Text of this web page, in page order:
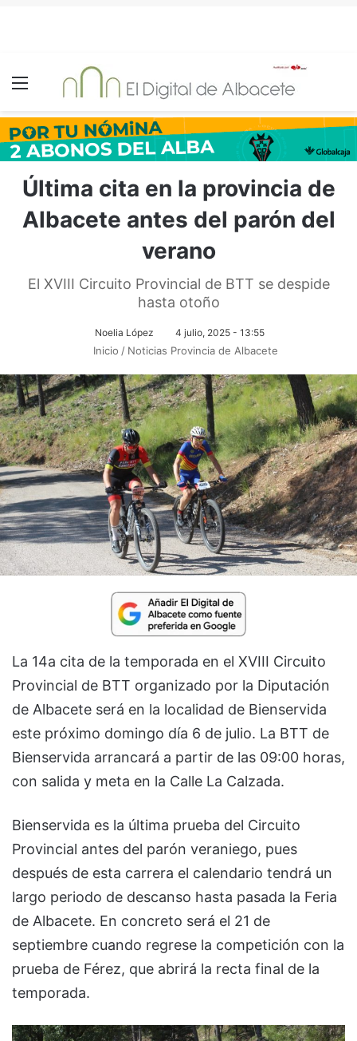
Menú
Última cita en la provincia de
Albacete antes del parón del
verano
El XVIII Circuito Provincial de BTT se despide
hasta otoño
Noelia López 4 julio, 2025 - 13:55
Inicio / Noticias Provincia de Albacete
La 14a cita de la temporada en el XVIII Circuito
Provincial de BTT organizado por la Diputación
de Albacete será en la localidad de Bienservida
este próximo domingo día 6 de julio. La BTT de
Bienservida arrancará a partir de las 09:00 horas,
con salida y meta en la Calle La Calzada.
Bienservida es la última prueba del Circuito
Provincial antes del parón veraniego, pues
después de esta carrera el calendario tendrá un
largo periodo de descanso hasta pasada la Feria
de Albacete. En concreto será el 21 de
septiembre cuando regrese la competición con la
prueba de Férez, que abrirá la recta final de la
temporada.